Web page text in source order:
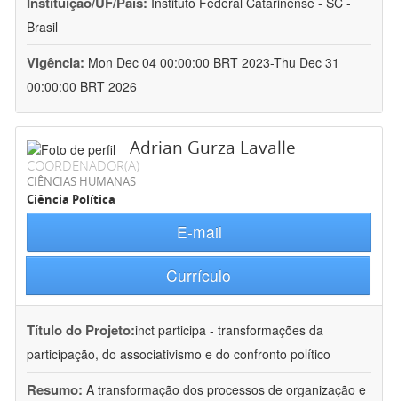
Brasil
Vigência: Mon Dec 04 00:00:00 BRT 2023-Thu Dec 31
00:00:00 BRT 2026
Adrian Gurza Lavalle
COORDENADOR(A)
CIÊNCIAS HUMANAS
Ciência Política
E-mail
Currículo
Título do Projeto:inct participa - transformações da
participação, do associativismo e do confronto político
Resumo: A transformação dos processos de organização e